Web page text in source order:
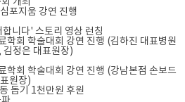
포지움 강연 진행
니다' 스토리 영상 런칭
회 학술대회 강연 진행 (김하진 대표병원
김정은 대표원장)
회 학술대회 강연 진행 (강남본점 손보드
원장)
돕기 1천만원 후원